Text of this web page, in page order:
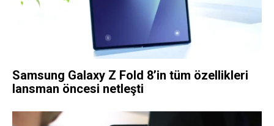
Samsung Galaxy Z Fold 8’in tüm özellikleri
lansman öncesi netleşti